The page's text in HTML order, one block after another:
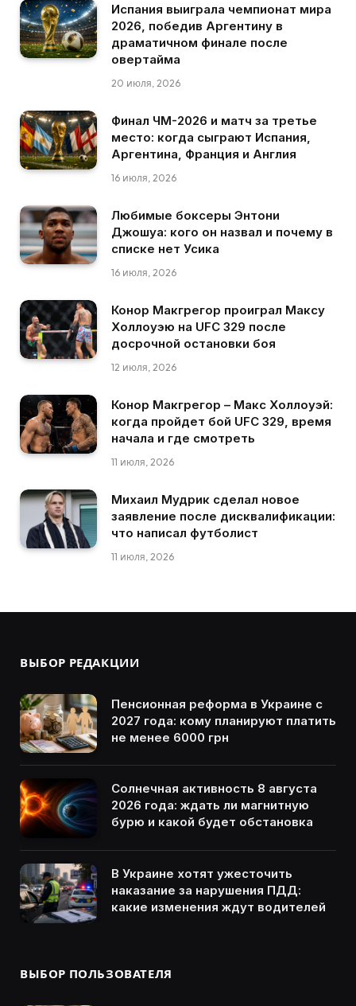
Испания выиграла чемпионат мира
2026, победив Аргентину в
драматичном финале после
овертайма
20 июля, 2026
Финал ЧМ-2026 и матч за третье
место: когда сыграют Испания,
Аргентина, Франция и Англия
16 июля, 2026
Любимые боксеры Энтони
Джошуа: кого он назвал и почему в
списке нет Усика
16 июля, 2026
Конор Макгрегор проиграл Максу
Холлоуэю на UFC 329 после
досрочной остановки боя
12 июля, 2026
Конор Макгрегор – Макс Холлоуэй:
когда пройдет бой UFC 329, время
начала и где смотреть
11 июля, 2026
Михаил Мудрик сделал новое
заявление после дисквалификации:
что написал футболист
11 июля, 2026
ВЫБОР РЕДАКЦИИ
Пенсионная реформа в Украине с
2027 года: кому планируют платить
не менее 6000 грн
Солнечная активность 8 августа
2026 года: ждать ли магнитную
бурю и какой будет обстановка
В Украине хотят ужесточить
наказание за нарушения ПДД:
какие изменения ждут водителей
ВЫБОР ПОЛЬЗОВАТЕЛЯ